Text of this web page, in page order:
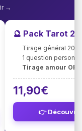
→
🔮 Pack Tarot
Tirage général 2026
1 question
Tirage amour
11,90€
👉